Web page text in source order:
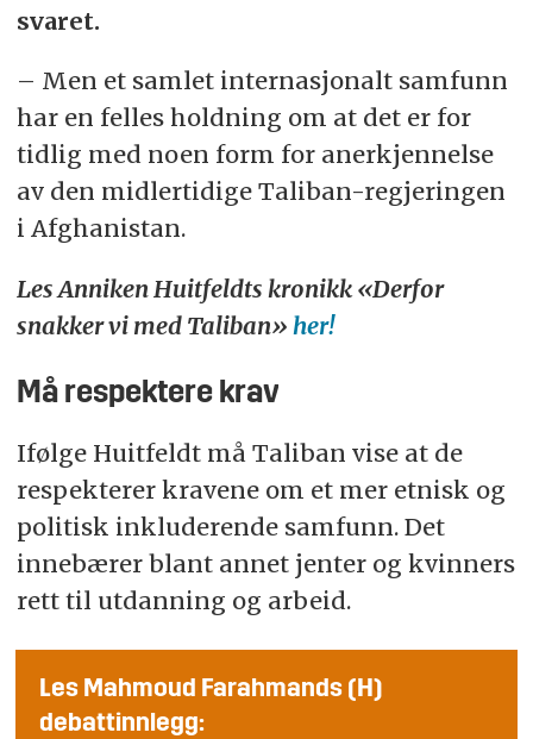
svaret.
– Men et samlet internasjonalt samfunn
har en felles holdning om at det er for
tidlig med noen form for anerkjennelse
av den midlertidige Taliban-regjeringen
i Afghanistan.
Les Anniken Huitfeldts kronikk «Derfor
snakker vi med Taliban» her!
Må respektere krav
Ifølge Huitfeldt må Taliban vise at de
respekterer kravene om et mer etnisk og
politisk inkluderende samfunn. Det
innebærer blant annet jenter og kvinners
rett til utdanning og arbeid.
Les Mahmoud Farahmands (H)
debattinnlegg: